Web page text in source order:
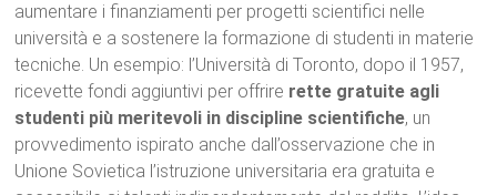
aumentare i finanziamenti per progetti scientifici nelle
università e a sostenere la formazione di studenti in materie
tecniche. Un esempio: l’Università di Toronto, dopo il 1957,
ricevette fondi aggiuntivi per offrire rette gratuite agli
studenti più meritevoli in discipline scientifiche, un
provvedimento ispirato anche dall’osservazione che in
Unione Sovietica l’istruzione universitaria era gratuita e